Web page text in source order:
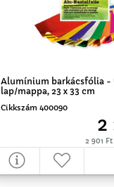
Alumínium barkácsfólia -
lap/mappa, 23 x 33 cm
Cikkszám 400090
2
2 901